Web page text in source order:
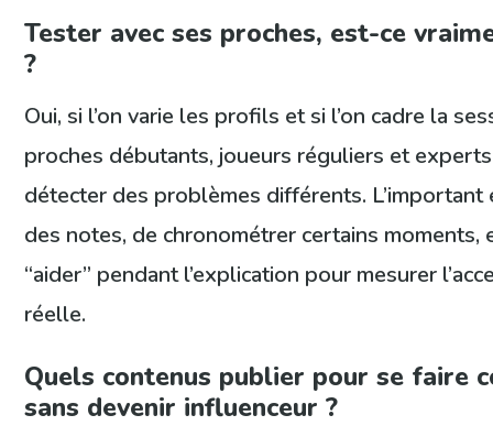
Tester avec ses proches, est-ce
?
Oui, si l’on varie les profils et si l’on cadre la
proches débutants, joueurs réguliers et
détecter des problèmes différents.
des notes, de chronométrer certains moments,
“aider” pendant l’explication pour mesurer
réelle.
Quels contenus publier pour se faire
sans devenir influenceur ?